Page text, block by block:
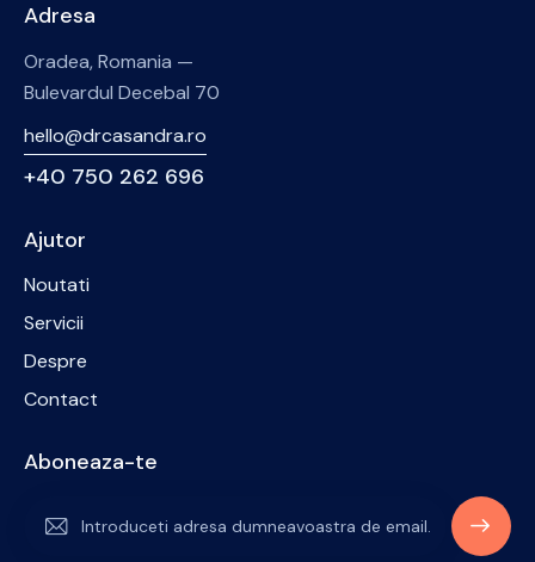
Adresa
Oradea, Romania —
Bulevardul Decebal 70
hello@drcasandra.ro
+40 750 262 696
Ajutor
Noutati
Servicii
Despre
Contact
Aboneaza-te
ABONE